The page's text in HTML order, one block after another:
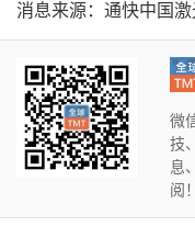
消息来源：通快中国
微
技
息
阅！